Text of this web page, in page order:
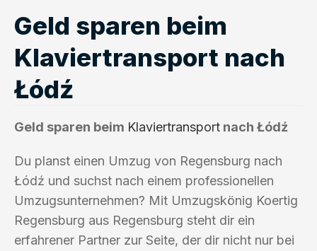
Geld sparen beim
Klaviertransport nach
Łódź
Geld sparen beim Klaviertransport nach Łódź
Du planst einen Umzug von Regensburg nach
Łódź und suchst nach einem professionellen
Umzugsunternehmen? Mit Umzugskönig Koertig
Regensburg aus Regensburg steht dir ein
erfahrener Partner zur Seite, der dir nicht nur bei